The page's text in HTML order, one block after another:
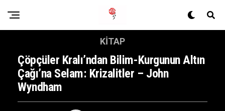
KITAP
Çöpçüler Kralı’ndan Bilim-Kurgunun Altın
Çağı’na Selam: Krizalitler – John
Wyndham